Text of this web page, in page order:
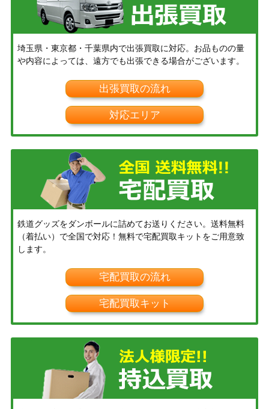
埼玉県・東京都・千葉県内で出張買取に対応。お品ものの量
や内容によっては、遠方でも出張できる場合がございます。
出張買取の流れ
対応エリア
鉄道グッズをダンボールに詰めてお送りください。送料無料
（着払い）で全国で対応！無料で宅配買取キットをご用意致
します。
宅配買取の流れ
宅配買取キット